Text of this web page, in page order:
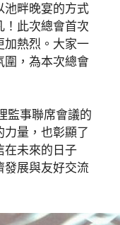
池畔晚宴的方式
！此次總會首次
加熱烈。大家一
圍，為本次總會
監事聯席會議的
力量，也彰顯了
在未來的日子
發展與友好交流